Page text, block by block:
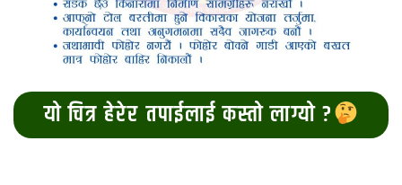
यो चित्र हेरेर तपाईलाई कस्तो लाग्यो ?